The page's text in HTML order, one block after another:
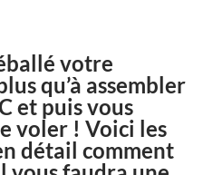
votre
qu’à assembler
et puis vous
voler ! Voici les
détail comment